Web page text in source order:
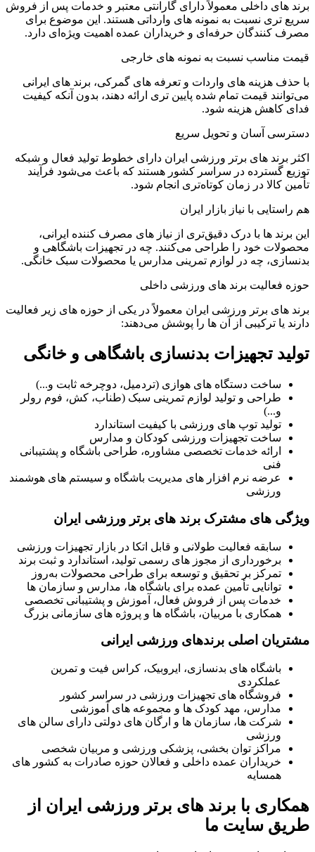
برند های داخلی معمولاً دارای گارانتی معتبر و خدمات پس از فروش
سریع تری نسبت به نمونه های وارداتی هستند. این موضوع برای
مصرف کنندگان حرفه‌ای و خریداران عمده اهمیت ویژه‌ای دارد.
قیمت مناسب نسبت به نمونه های خارجی
با حذف هزینه های واردات و تعرفه های گمرکی، برند های ایرانی
می‌توانند قیمت تمام شده پایین تری ارائه دهند، بدون آنکه کیفیت
فدای کاهش هزینه شود.
دسترسی آسان و تحویل سریع
اکثر برند های برتر ورزشی ایران دارای خطوط تولید فعال و شبکه
توزیع گسترده در سراسر کشور هستند که باعث می‌شود فرآیند
تأمین کالا در زمان کوتاه‌تری انجام شود.
هم راستایی با نیاز بازار ایران
این برند ها با درک دقیق‌تری از نیاز های مصرف کننده ایرانی،
محصولات خود را طراحی می‌کنند. چه در تجهیزات باشگاهی و
بدنسازی، چه در لوازم تمرینی مدارس یا محصولات سبک خانگی.
حوزه فعالیت برند های ورزشی داخلی
برند های برتر ورزشی ایران معمولاً در یکی از حوزه های زیر فعالیت
دارند یا ترکیبی از آن ها را پوشش می‌دهند:
تولید تجهیزات بدنسازی باشگاهی و خانگی
ساخت دستگاه های هوازی (تردمیل، دوچرخه ثابت و...)
طراحی و تولید لوازم تمرینی سبک (طناب، کش، فوم رولر
و...)
تولید توپ های ورزشی با کیفیت استاندارد
ساخت تجهیزات ورزشی کودکان و مدارس
ارائه خدمات تخصصی مشاوره، طراحی باشگاه و پشتیبانی
فنی
عرضه نرم افزار های مدیریت باشگاه و سیستم های هوشمند
ورزشی
ویژگی های مشترک برند های برتر ورزشی ایران
سابقه فعالیت طولانی و قابل اتکا در بازار تجهیزات ورزشی
برخورداری از مجوز های رسمی تولید، استاندارد و ثبت برند
تمرکز بر تحقیق و توسعه برای طراحی محصولات به‌روز
توانایی تأمین عمده برای باشگاه ها، مدارس و سازمان ها
خدمات پس از فروش فعال، آموزش و پشتیبانی تخصصی
همکاری با مربیان، باشگاه ها و پروژه های سازمانی بزرگ
مشتریان اصلی برندهای ورزشی ایرانی
باشگاه های بدنسازی، ایروبیک، کراس فیت و تمرین
عملکردی
فروشگاه های تجهیزات ورزشی در سراسر کشور
مدارس، مهد کودک ها و مجموعه های آموزشی
شرکت ها، سازمان ها و ارگان های دولتی دارای سالن های
ورزشی
مراکز توان بخشی، پزشکی ورزشی و مربیان شخصی
خریداران عمده داخلی و فعالان حوزه صادرات به کشور های
همسایه
همکاری با برند های برتر ورزشی ایران از
طریق سایت ما